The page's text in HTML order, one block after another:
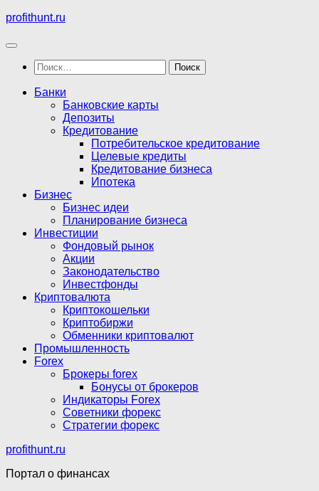
Перейти
содержимому
profithunt.ru
Найти:
Банки
Банковские карты
Депозиты
Кредитование
Потребительское кредитование
Целевые кредиты
Кредитование бизнеса
Ипотека
Бизнес
Бизнес идеи
Планирование бизнеса
Инвестиции
Фондовый рынок
Акции
Законодательство
Инвестфонды
Криптовалюта
Криптокошельки
Криптобиржи
Обменники криптовалют
Промышленность
Forex
Брокеры forex
Бонусы от брокеров
Индикаторы Forex
Советники форекс
Стратегии форекс
profithunt.ru
Портал о финансах